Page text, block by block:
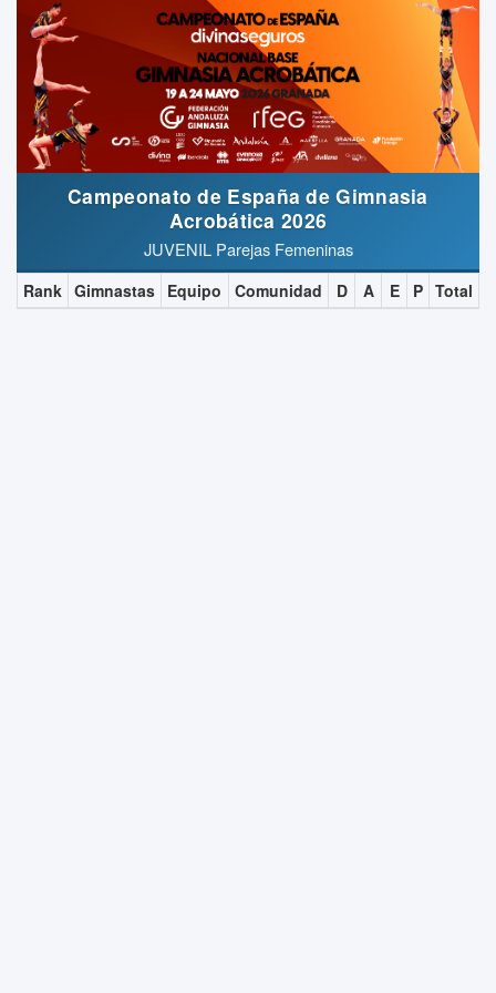
Campeonato de España de Gimnasia
Acrobática 2026
JUVENIL Parejas Femeninas
Rank Gimnastas Equipo Comunidad D A E P Total